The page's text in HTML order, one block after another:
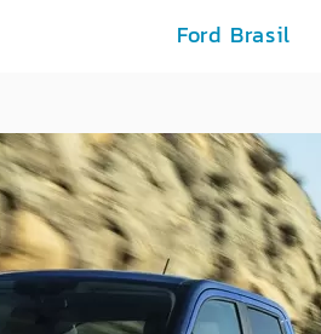
Ford Brasil